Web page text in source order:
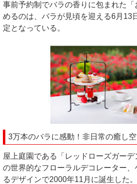
事前予約制でバラの香りに包まれた
めるのは、バラが見頃を迎える6月13
定となっている。
3万本のバラに感動！非日常の癒し空
屋上庭園である「レッドローズガー
の世界的なフローラルデコレーター、
るデザインで2000年11月に誕生した